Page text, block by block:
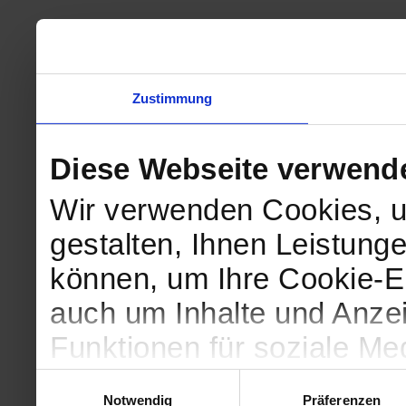
Zustimmung
Diese Webseite
Wir verwenden Cookies,
gestalten, Ihnen
können, um Ihre Cookie-
auch um Inhalte und
Funktionen für soziale
Notwendig
Präferenzen